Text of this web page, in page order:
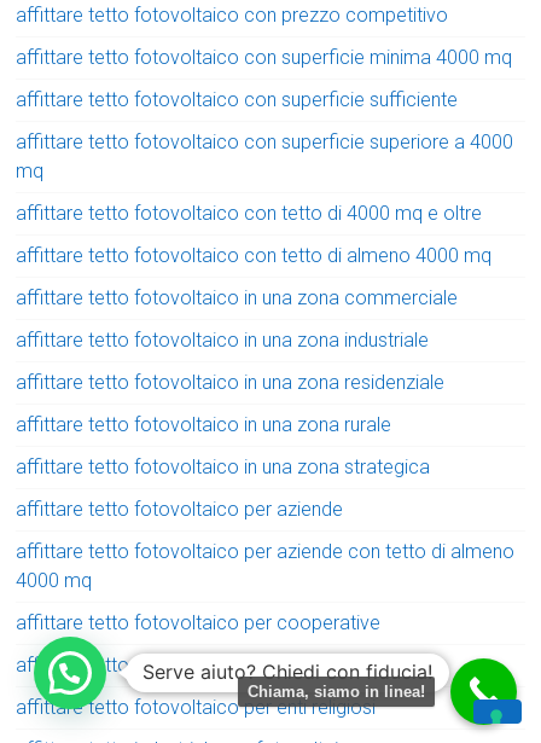
affittare tetto fotovoltaico con prezzo competitivo
affittare tetto fotovoltaico con superficie minima 4000 mq
affittare tetto fotovoltaico con superficie sufficiente
affittare tetto fotovoltaico con superficie superiore a 4000
mq
affittare tetto fotovoltaico con tetto di 4000 mq e oltre
affittare tetto fotovoltaico con tetto di almeno 4000 mq
affittare tetto fotovoltaico in una zona commerciale
affittare tetto fotovoltaico in una zona industriale
affittare tetto fotovoltaico in una zona residenziale
affittare tetto fotovoltaico in una zona rurale
affittare tetto fotovoltaico in una zona strategica
affittare tetto fotovoltaico per aziende
affittare tetto fotovoltaico per aziende con tetto di almeno
4000 mq
affittare tetto fotovoltaico per cooperative
affittare tetto fotovoltaico per enti pubblici
affittare tetto fotovoltaico per enti religiosi
Serve aiuto? Chiedi con fiducia!
Chiama, siamo in linea!